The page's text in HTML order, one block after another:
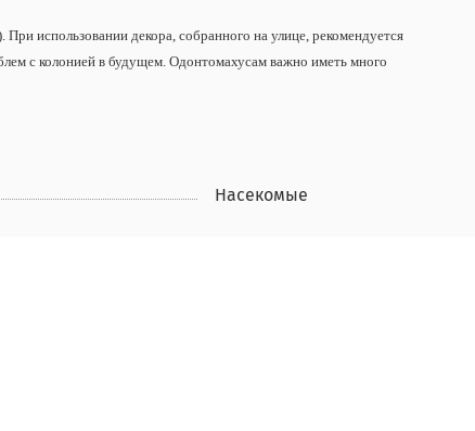
использовании декора, собранного на улице, рекомендуется
с колонией в будущем. Одонтомахусам важно иметь много
Насекомые